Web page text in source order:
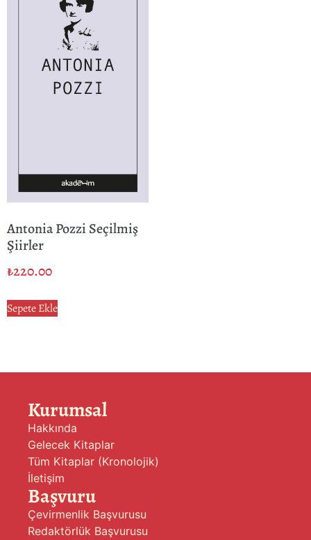
Antonia Pozzi Seçilmiş
Şiirler
₺220.00
Sepete Ekle
Kurumsal
Hakkında
Gelecek Kitaplar
Tüm Kitaplar (Kronolojik)
İletişim
Başvuru
Çevirmenlik Başvurusu
Redaktörlük Başvurusu